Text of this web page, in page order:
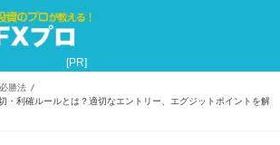
勝法
・利確ルールとは？適切なエントリー、エグジットポイントを解